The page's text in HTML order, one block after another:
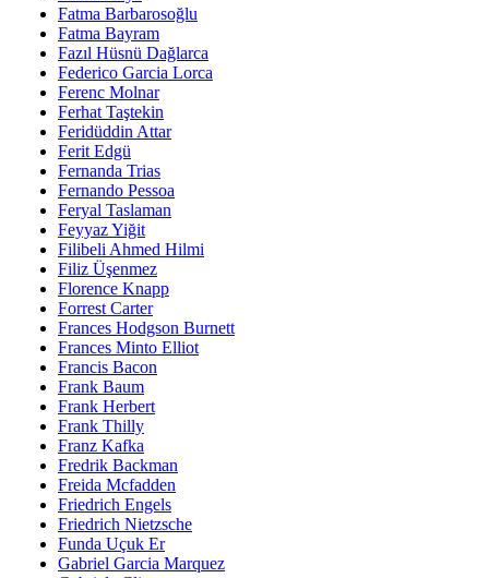
Fatma Barbarosoğlu
Fatma Bayram
Fazıl Hüsnü Dağlarca
Federico Garcia Lorca
Ferenc Molnar
Ferhat Taştekin
Feridüddin Attar
Ferit Edgü
Fernanda Trias
Fernando Pessoa
Feryal Taslaman
Feyyaz Yiğit
Filibeli Ahmed Hilmi
Filiz Üşenmez
Florence Knapp
Forrest Carter
Frances Hodgson Burnett
Frances Minto Elliot
Francis Bacon
Frank Baum
Frank Herbert
Frank Thilly
Franz Kafka
Fredrik Backman
Freida Mcfadden
Friedrich Engels
Friedrich Nietzsche
Funda Uçuk Er
Gabriel Garcia Marquez